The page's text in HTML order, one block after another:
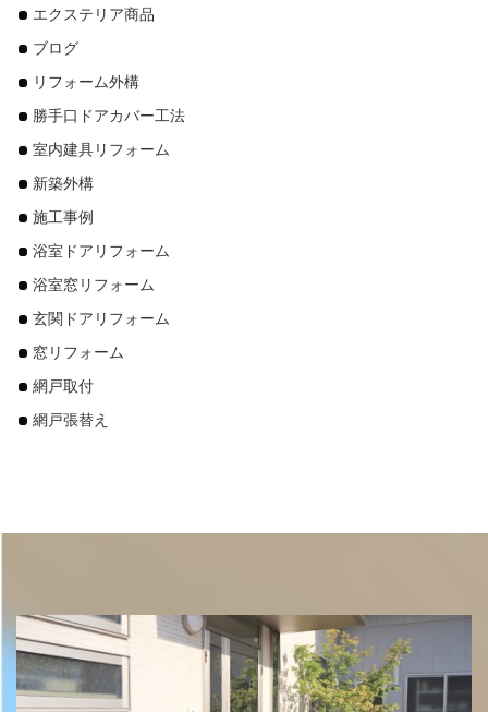
エクステリア商品
ブログ
リフォーム外構
勝手口ドアカバー工法
室内建具リフォーム
新築外構
施工事例
浴室ドアリフォーム
浴室窓リフォーム
玄関ドアリフォーム
窓リフォーム
網戸取付
網戸張替え